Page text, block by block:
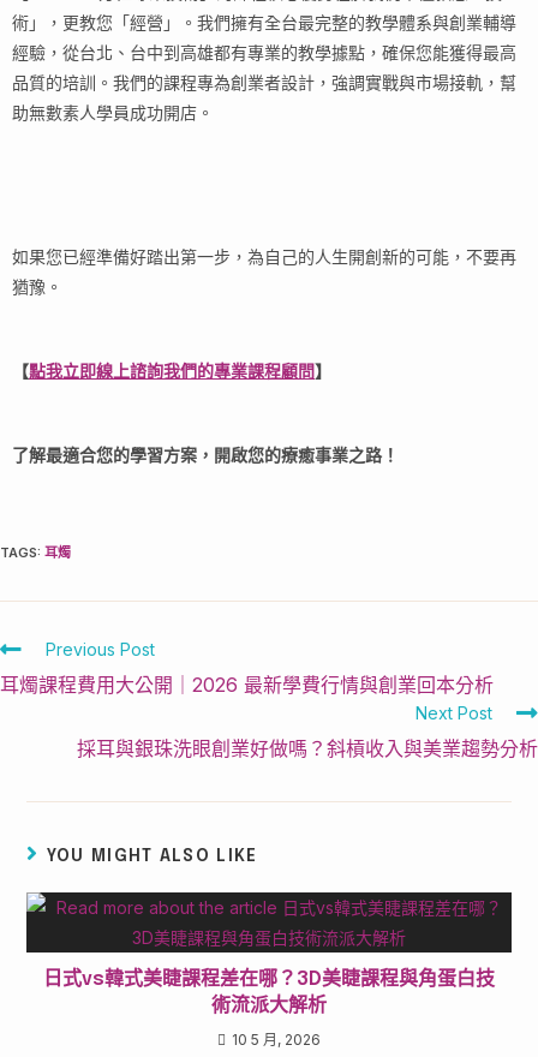
術」，更教您「經營」。我們擁有全台最完整的教學體系與創業輔導
經驗，從台北、台中到高雄都有專業的教學據點，確保您能獲得最高
品質的培訓。我們的課程專為創業者設計，強調實戰與市場接軌，幫
助無數素人學員成功開店。
如果您已經準備好踏出第一步，為自己的人生開創新的可能，不要再
猶豫。
【點我立即線上諮詢我們的專業課程顧問】
了解最適合您的學習方案，開啟您的療癒事業之路！
TAGS: 耳燭
Previous Post
耳燭課程費用大公開｜2026 最新學費行情與創業回本分析
Next Post
採耳與銀珠洗眼創業好做嗎？斜槓收入與美業趨勢分析
YOU MIGHT ALSO LIKE
日式vs韓式美睫課程差在哪？3D美睫課程與角蛋白技
術流派大解析
10 5 月, 2026